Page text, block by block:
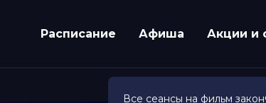
Расписание Афиша Акции и
Все сеансы на фильм